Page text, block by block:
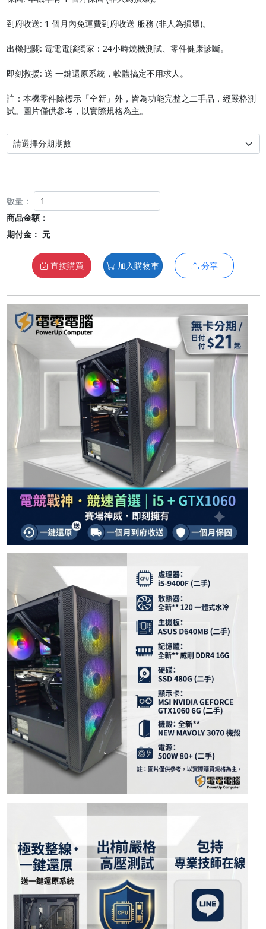
到府收送: 1 個月內免運費到府收送 服務 (非人為損壞)。
出機把關: 電電電腦獨家：24小時燒機測試、零件健康診斷。
即刻救援: 送 一鍵還原系統，軟體搞定不用求人。
註：本機零件除標示「全新」外，皆為功能完整之二手品，經嚴格測
數量：
商品金額：
期付金： 元
直接購買 加入購物車 分享